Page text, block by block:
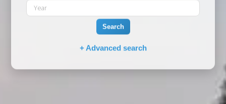
Search
+ Advanced search